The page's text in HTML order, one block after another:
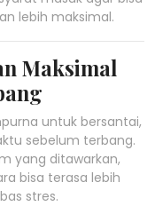
lebih maksimal.
Maksimal
untuk bersantai,
sebelum terbang.
yang ditawarkan,
bisa terasa lebih
stres.